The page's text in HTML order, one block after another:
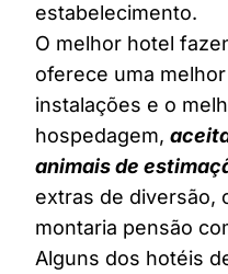
estabelecimento.
O melhor hotel
oferece uma
instalações e o
hospedagem,
animais de
extras de diversão,
montaria pensão
Alguns dos hotéis